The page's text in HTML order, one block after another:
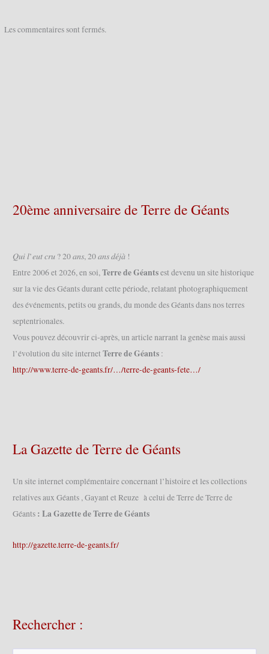
Les commentaires sont fermés.
20ème anniversaire de Terre de Géants
𝑄𝑢𝑖 𝑙’𝑒𝑢𝑡 𝑐𝑟𝑢 ? 20 𝑎𝑛𝑠, 20 𝑎𝑛𝑠 𝑑𝑒́𝑗𝑎̀ !
Entre 2006 et 2026, en soi,Terre de Géantsest devenu un site historique
sur la vie des Géants durant cette période, relatant photographiquement
des événements, petits ou grands, du monde des Géants dans nos terres
septentrionales.
Vous pouvez découvrir ci-après, un article narrant la genèse mais aussi
l’évolution du site internet Terre de Géants :
http://www.terre-de-geants.fr/…/terre-de-geants-fete…/
La Gazette de Terre de Géants
Un site internet complémentaire concernant l’histoire et les collections
relatives aux Géants , Gayant et Reuze à celui de Terre de Terre de
Géants : La Gazette de Terre de Géants
http://gazette.terre-de-geants.fr/
Rechercher :